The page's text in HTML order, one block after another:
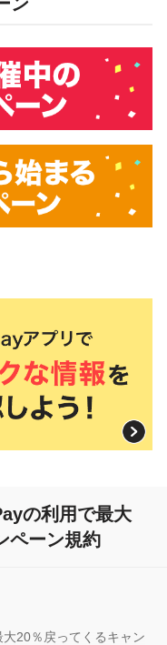
の利用で最大
ペーン規約
20％戻ってくるキャン